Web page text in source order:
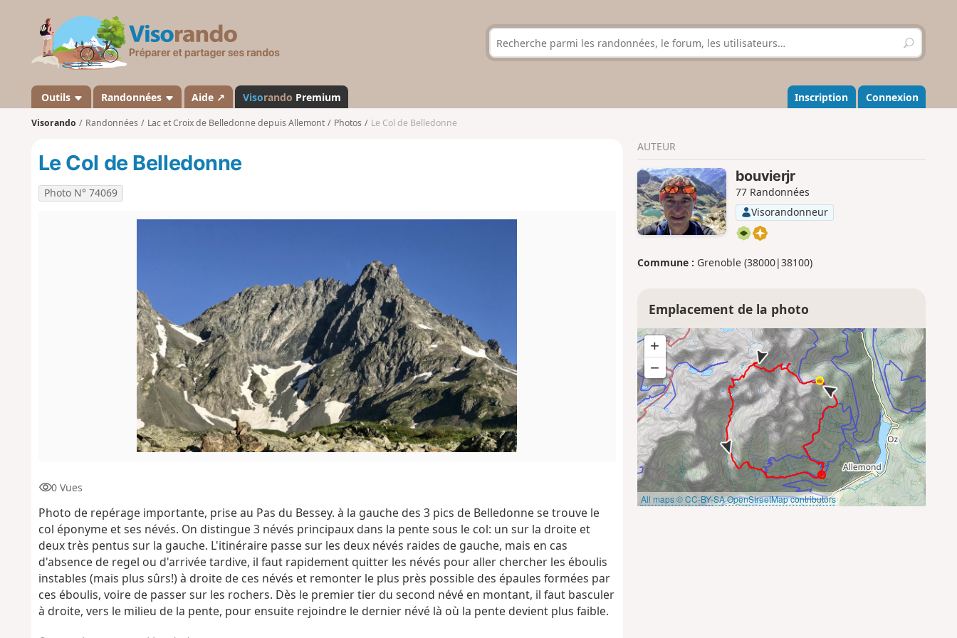
s
a
n
d
R
e
h
e
r
r
Outils Randonnées Aide ↗ Visorando Premium Inscription Connexion
Visorando Randonnées Lac et Croix de Belledonne depuis Allemont Photos Le Col de Belledonne
Le Col de Belledonne
Photo N° 74069
0 Vues
Photo de repérage importante, prise au Pas du Bessey. à la gauche des 3 pics de Belledonne se trouve le
col éponyme et ses névés. On distingue 3 névés principaux dans la pente sous le col: un sur la droite et
deux très pentus sur la gauche. L'itinéraire passe sur les deux névés raides de gauche, mais en cas
d'absence de regel ou d'arrivée tardive, il faut rapidement quitter les névés pour aller chercher les éboulis
instables (mais plus sûrs!) à droite de ces névés et remonter le plus près possible des épaules formées par
ces éboulis, voire de passer sur les rochers. Dès le premier tier du second névé en montant, il faut basculer
à droite, vers le milieu de la pente, pour ensuite rejoindre le dernier névé là où la pente devient plus faible.
AUTEUR
bouvierjr
77 Randonnées
Visorandonneur
Commune : Grenoble (38000|38100)
Emplacement de la photo
+
−
All maps © CC-BY-SA OpenStreetMap contributors